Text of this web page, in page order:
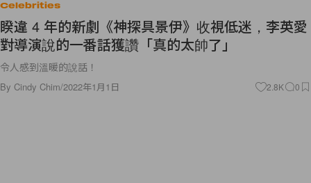
Celebrities
睽違 4 年的新劇《神探具景伊》收視低迷，李英愛
對導演說的一番話獲讚「真的太帥了」
令人感到溫暖的說話！
By Cindy Chim/2022年1月1日 2.8K 0